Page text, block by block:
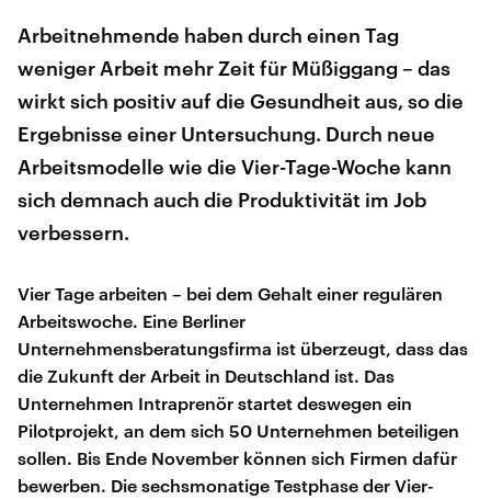
Arbeitnehmende haben durch einen Tag
weniger Arbeit mehr Zeit für Müßiggang – das
wirkt sich positiv auf die Gesundheit aus, so die
Ergebnisse einer Untersuchung. Durch neue
Arbeitsmodelle wie die Vier-Tage-Woche kann
sich demnach auch die Produktivität im Job
verbessern.
Vier Tage arbeiten – bei dem Gehalt einer regulären
Arbeitswoche. Eine Berliner
Unternehmensberatungsfirma ist überzeugt, dass das
die Zukunft der Arbeit in Deutschland ist. Das
Unternehmen Intraprenör startet deswegen ein
Pilotprojekt, an dem sich 50 Unternehmen beteiligen
sollen. Bis Ende November können sich Firmen dafür
bewerben. Die sechsmonatige Testphase der Vier-